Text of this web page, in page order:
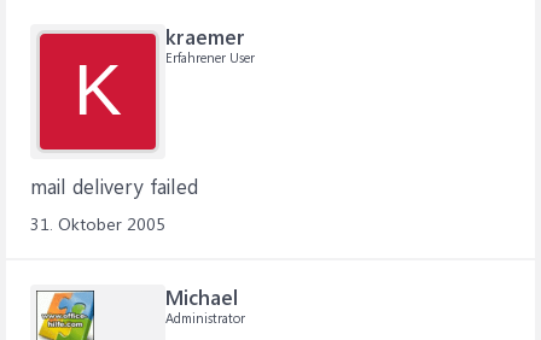
K
kraemer
Erfahrener User
mail delivery failed
31. Oktober 2005
Michael
Administrator